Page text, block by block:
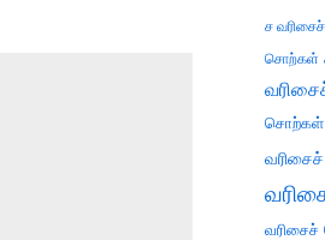
ச
சொற்கள்
சொற்கள்